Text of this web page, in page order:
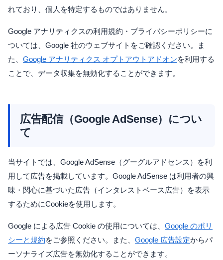
れており、個人を特定するものではありません。
Google アナリティクスの利用規約・プライバシーポリシーに
ついては、Google 社のウェブサイトをご確認ください。ま
た、 Google アナリティクス オプトアウトアドオンを利用する
ことで、データ収集を無効化することができます。
広告配信（Google AdSense）につい
て
当サイトでは、Google AdSense（グーグルアドセンス）を利
用して広告を掲載しています。Google AdSense は利用者の興
味・関心に基づいた広告（インタレストベース広告）を表示
するためにCookieを使用します。
Google による広告 Cookie の使用については、 Google のポリ
シーと規約をご参照ください。また、 Google 広告設定からパ
ーソナライズ広告を無効化することができます。